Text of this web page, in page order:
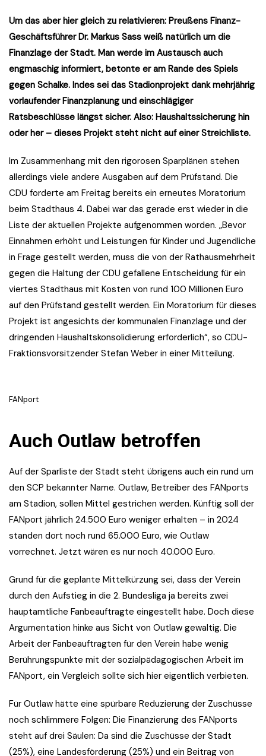
Um das aber hier gleich zu relativieren: Preußens Finanz-
Geschäftsführer Dr. Markus Sass weiß natürlich um die
Finanzlage der Stadt. Man werde im Austausch auch
engmaschig informiert, betonte er am Rande des Spiels
gegen Schalke. Indes sei das Stadionprojekt dank mehrjährig
vorlaufender Finanzplanung und einschlägiger
Ratsbeschlüsse längst sicher. Also: Haushaltssicherung hin
oder her – dieses Projekt steht nicht auf einer Streichliste.
Im Zusammenhang mit den rigorosen Sparplänen stehen
allerdings viele andere Ausgaben auf dem Prüfstand. Die
CDU forderte am Freitag bereits ein erneutes Moratorium
beim Stadthaus 4. Dabei war das gerade erst wieder in die
Liste der aktuellen Projekte aufgenommen worden. „Bevor
Einnahmen erhöht und Leistungen für Kinder und Jugendliche
in Frage gestellt werden, muss die von der Rathausmehrheit
gegen die Haltung der CDU gefallene Entscheidung für ein
viertes Stadthaus mit Kosten von rund 100 Millionen Euro
auf den Prüfstand gestellt werden. Ein Moratorium für dieses
Projekt ist angesichts der kommunalen Finanzlage und der
dringenden Haushaltskonsolidierung erforderlich“, so CDU-
Fraktionsvorsitzender Stefan Weber in einer Mitteilung.
FANport
Auch Outlaw betroffen
Auf der Sparliste der Stadt steht übrigens auch ein rund um
den SCP bekannter Name. Outlaw, Betreiber des FANports
am Stadion, sollen Mittel gestrichen werden. Künftig soll der
FANport jährlich 24.500 Euro weniger erhalten – in 2024
standen dort noch rund 65.000 Euro, wie Outlaw
vorrechnet. Jetzt wären es nur noch 40.000 Euro.
Grund für die geplante Mittelkürzung sei, dass der Verein
durch den Aufstieg in die 2. Bundesliga ja bereits zwei
hauptamtliche Fanbeauftragte eingestellt habe. Doch diese
Argumentation hinke aus Sicht von Outlaw gewaltig. Die
Arbeit der Fanbeauftragten für den Verein habe wenig
Berührungspunkte mit der sozialpädagogischen Arbeit im
FANport, ein Vergleich sollte sich hier eigentlich verbieten.
Für Outlaw hätte eine spürbare Reduzierung der Zuschüsse
noch schlimmere Folgen: Die Finanzierung des FANports
steht auf drei Säulen: Da sind die Zuschüsse der Stadt
(25%), eine Landesförderung (25%) und ein Beitrag von